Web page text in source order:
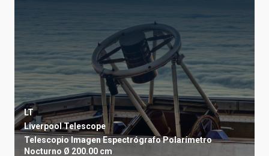
LT
Liverpool Telescope
TelescopioImagenEspectrógrafoPolarímetro
Nocturno Ø 200.00 cm